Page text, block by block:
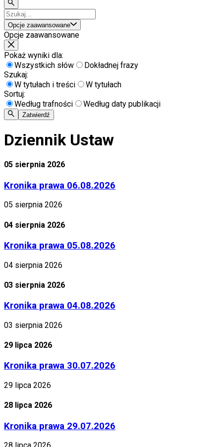
Opcje zaawansowane
Opcje zaawansowane
Pokaż wyniki dla:
Wszystkich słów
Dokładnej frazy
Szukaj:
W tytułach i treści
W tytułach
Sortuj:
Według trafności
Według daty publikacji
Zatwierdź
Dziennik Ustaw
05 sierpnia 2026
Kronika prawa 06.08.2026
05 sierpnia 2026
04 sierpnia 2026
Kronika prawa 05.08.2026
04 sierpnia 2026
03 sierpnia 2026
Kronika prawa 04.08.2026
03 sierpnia 2026
29 lipca 2026
Kronika prawa 30.07.2026
29 lipca 2026
28 lipca 2026
Kronika prawa 29.07.2026